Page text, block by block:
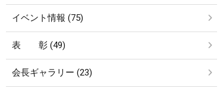
イベント情報 (75)
表 彰 (49)
会長ギャラリー (23)